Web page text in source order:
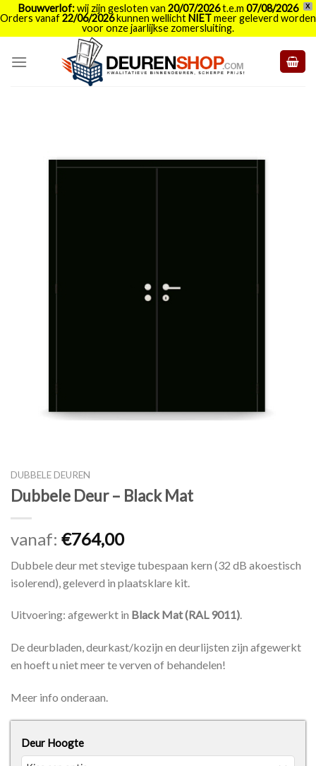
X
Bouwverlof:wij zijn gesloten van 20/07/2026t.e.m 07/08/2026
Orders vanaf22/06/2026kunnen wellichtNIETmeer geleverd worden
voor onze jaarlijkse zomersluiting.
DUBBELE DEUREN
Dubbele Deur – Black Mat
vanaf: €764,00
Dubbele deur met stevige tubespaan kern (32 dB akoestisch
isolerend), geleverd in plaatsklare kit.
Uitvoering: afgewerkt in Black Mat (RAL 9011).
De deurbladen, deurkast/kozijn en deurlijsten zijn afgewerkt
en hoeft u niet meer te verven of behandelen!
Meer info onderaan.
Deur Hoogte